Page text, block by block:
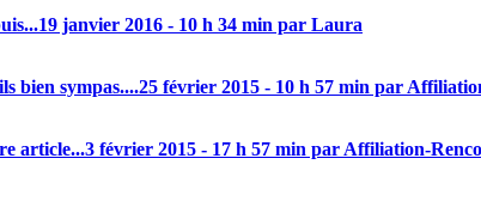
19 janvier 2016 - 10 h 34 min par Laura
bien sympas....25 février 2015 - 10 h 57 min par
article...3 février 2015 - 17 h 57 min par Affiliation-